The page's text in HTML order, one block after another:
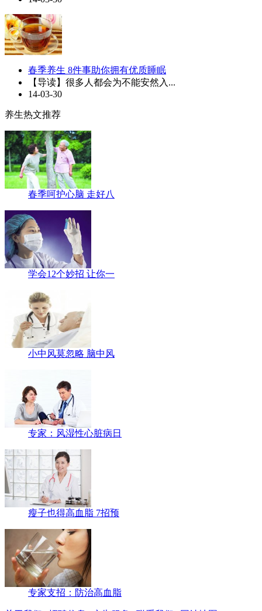
春季养生 8件事助你拥有优质睡眠
【导读】很多人都会为不能安然入...
14-03-30
养生热文推荐
春季呵护心脑 走好八
学会12个妙招 让你一
小中风莫忽略 脑中风
专家：风湿性心脏病日
瘦子也得高血脂 7招预
专家支招：防治高血脂